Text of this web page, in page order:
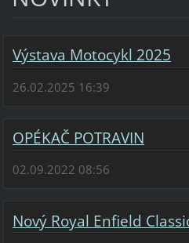
Výstava Motocykl 2025
26.02.2025 16:39
OPÉKAČ POTRAVIN
02.09.2022 08:56
Nový Royal Enfield